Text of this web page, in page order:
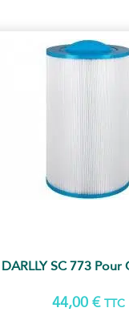
SC 773 Pour
44,00 € TTC